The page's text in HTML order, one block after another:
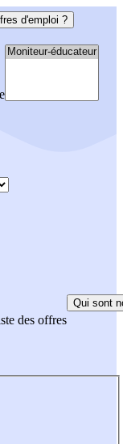
d'emploi ?
des offres
Qui sont